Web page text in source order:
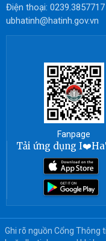
Điện thoại:
ubhatinh@hatinh.gov.vn
Fanpage
Tải ứng dụng
Ghi rõ nguồn Cổng Thông